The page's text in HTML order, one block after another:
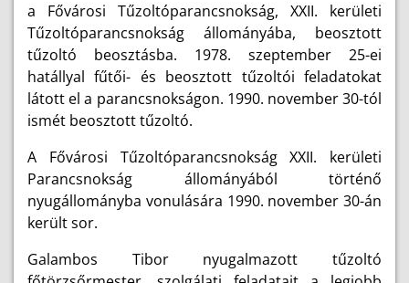
a Fővárosi Tűzoltóparancsnokság, XXII. kerületi
Tűzoltóparancsnokság állományába, beosztott
tűzoltó beosztásba. 1978. szeptember 25-ei
hatállyal fűtői- és beosztott tűzoltói feladatokat
látott el a parancsnokságon. 1990. november 30-tól
ismét beosztott tűzoltó.
A Fővárosi Tűzoltóparancsnokság XXII. kerületi
Parancsnokság állományából történő
nyugállományba vonulására 1990. november 30-án
került sor.
Galambos Tibor nyugalmazott tűzoltó